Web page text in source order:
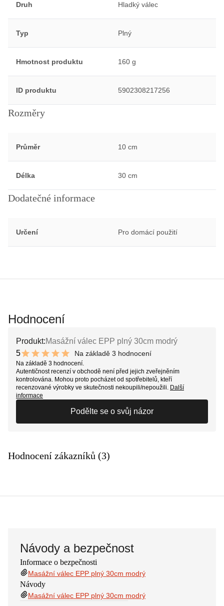
Druh Hladký válec
Typ Plný
Hmotnost produktu 160 g
ID produktu 5902308217256
Rozměry
Průměr 10 cm
Délka 30 cm
Dodatečné informace
Určení Pro domácí použití
Hodnocení
Produkt:Masážní válec EPP plný 30cm modrý
5
10 out of 10 stars
Na základě 3 hodnocení
Na základě 3 hodnocení.
Autentičnost recenzí v obchodě není před jejich zveřejněním
kontrolována. Mohou proto pocházet od spotřebitelů, kteří
recenzované výrobky ve skutečnosti nekoupili/nepoužili. Další
informace
Podělte se o svůj názor
Hodnocení zákazníků (3)
Návody a bezpečnost
Informace o bezpečnosti
Masážní válec EPP plný 30cm modrý
Návody
Masážní válec EPP plný 30cm modrý